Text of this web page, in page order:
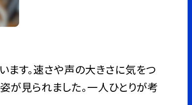
ます。速さや声の大きさに気をつ
が見られました。一人ひとりが考